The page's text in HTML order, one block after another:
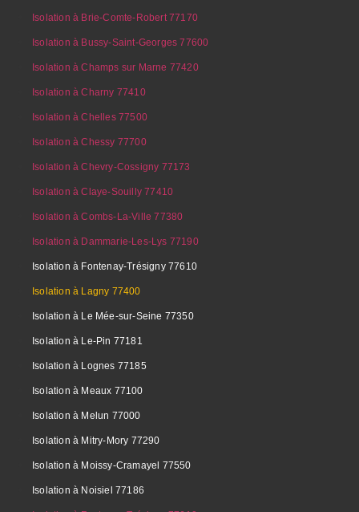
Isolation à Brie-Comte-Robert 77170
Isolation à Bussy-Saint-Georges 77600
Isolation à Champs sur Marne 77420
Isolation à Charny 77410
Isolation à Chelles 77500
Isolation à Chessy 77700
Isolation à Chevry-Cossigny 77173
Isolation à Claye-Souilly 77410
Isolation à Combs-La-Ville 77380
Isolation à Dammarie-Les-Lys 77190
Isolation à Fontenay-Trésigny 77610
Isolation à Lagny 77400
Isolation à Le Mée-sur-Seine 77350
Isolation à Le-Pin 77181
Isolation à Lognes 77185
Isolation à Meaux 77100
Isolation à Melun 77000
Isolation à Mitry-Mory 77290
Isolation à Moissy-Cramayel 77550
Isolation à Noisiel 77186